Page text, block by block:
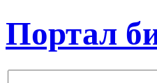
Портал